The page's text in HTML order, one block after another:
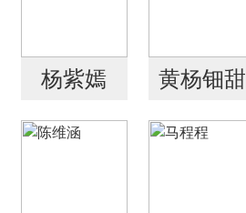
杨紫嫣 黄杨钿甜